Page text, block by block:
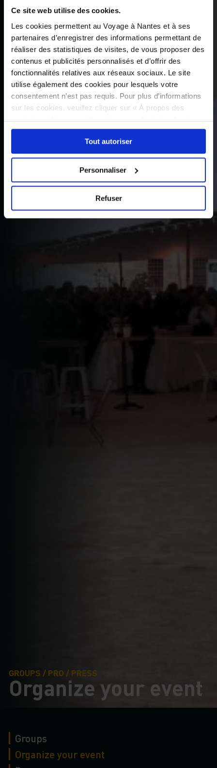
Ce site web utilise des cookies.
Les cookies permettent au Voyage à Nantes et à ses
partenaires d’enregistrer des informations permettant de
réaliser des statistiques de visites, de vous proposer des
contenus et publicités personnalisés et d’offrir des
fonctionnalités relatives aux réseaux sociaux. Le site
utilise également des cookies pour lesquels votre
consentement n’est pas requis. Pour plus d’informations
sur les cookies, veuillez cliquer sur « À propos des
cookies ». Vous pouvez ci-dessous autoriser, refuser ou
sélectionner les cookies selon les finalités via l'onglet
« Détails ». À tout moment, vous pouvez modifier votre
choix en cliquant sur le lien « Cookies » en bas des
Tout autoriser
Personnaliser
Refuser
GROUPS / PRO / PRESS
Organize your event
Groups
Organize your event